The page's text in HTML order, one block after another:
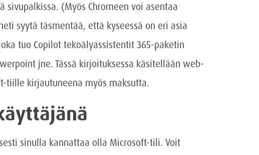
sivupalkissa. (Myös Chromeen voi asentaa
syytä täsmentää, että kyseessä on eri asia
tuo Copilot tekoälyassistentit 365-paketin
jne. Tässä kirjoituksessa käsitellään web-
tiille kirjautuneena myös maksutta.
sinulla kannattaa olla Microsoft-tili. Voit